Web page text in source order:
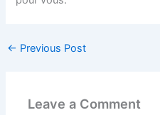
← Previous Post
Leave a Comment